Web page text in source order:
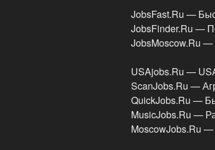
JobsFast.Ru —
JobsFinder.Ru —
JobsMoscow.Ru
USAjobs.Ru —
ScanJobs.Ru —
QuickJobs.Ru —
MusicJobs.Ru —
MoscowJobs.Ru